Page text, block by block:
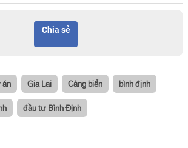
Chia sẻ
án Gia Lai Cảng biển bình định
đầu tư Bình Định